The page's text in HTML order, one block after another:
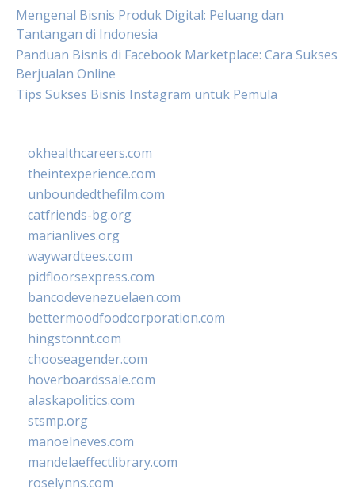
Mengenal Bisnis Produk Digital: Peluang dan
Tantangan di Indonesia
Panduan Bisnis di Facebook Marketplace: Cara Sukses
Berjualan Online
Tips Sukses Bisnis Instagram untuk Pemula
okhealthcareers.com
theintexperience.com
unboundedthefilm.com
catfriends-bg.org
marianlives.org
waywardtees.com
pidfloorsexpress.com
bancodevenezuelaen.com
bettermoodfoodcorporation.com
hingstonnt.com
chooseagender.com
hoverboardssale.com
alaskapolitics.com
stsmp.org
manoelneves.com
mandelaeffectlibrary.com
roselynns.com